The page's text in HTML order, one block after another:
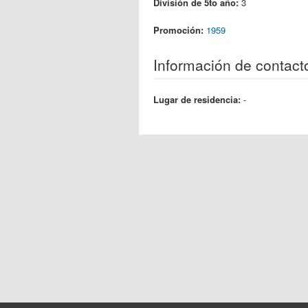
Promoción: 1959
Información de
Lugar de residencia: -